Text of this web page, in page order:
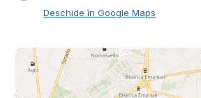
Deschide în Google Maps